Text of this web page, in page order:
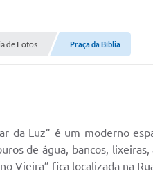
de Fotos Praça da Bíblia
da Luz” é um moderno
de água, bancos,
Vieira” fica localizada na